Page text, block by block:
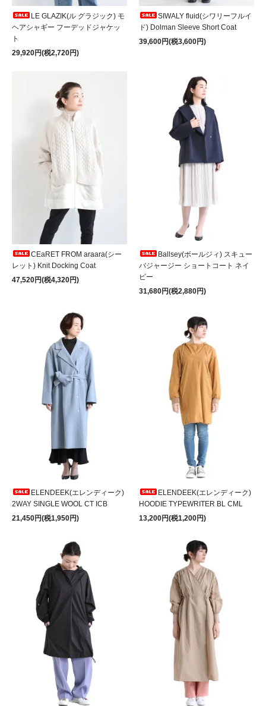
LE GLAZIK(ル グラジック) モ
ヘアシャギー フーデッドジャケッ
ト
29,920円(税2,720円)
SIWALY fluid(シワリーフルイ
ド) Dolman Sleeve Short Coat
39,600円(税3,600円)
CEaRET FROM araara(シー
レット) Knit Docking Coat
47,520円(税4,320円)
Ballsey(ボールジィ) スキュー
バジャージー ショートコート ネイ
ビー
31,680円(税2,880円)
ELENDEEK(エレンディーク)
2WAY SINGLE WOOL CT ICB
21,450円(税1,950円)
ELENDEEK(エレンディーク)
HOODIE TYPEWRITER BL CML
13,200円(税1,200円)